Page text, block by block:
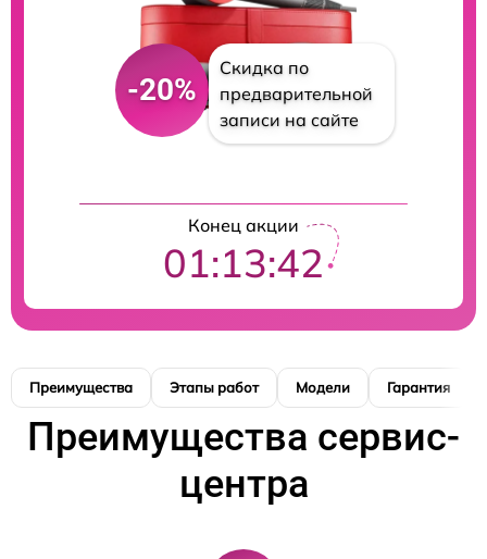
-20%
Скидка по
предварительной
записи на сайте
Конец акции
01:13:41
Преимущества Этапы работ Модели Гарантия
Преимущества сервис-
центра